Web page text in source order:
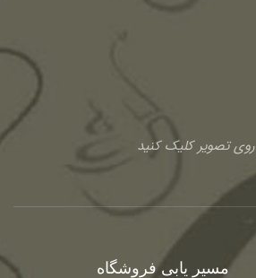
روی تصویر کلیک کنید
مسیر یابی فروشگاه